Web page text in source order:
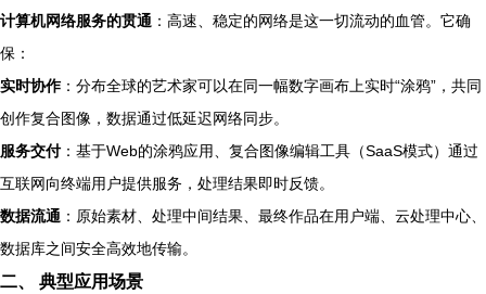
计算机网络服务的贯通 ：高速、稳定的网络是这一切流动的血管。它确
保：
实时协作：分布全球的艺术家可以在同一幅数字画布上实时“涂鸦”，共同
创作复合图像，数据通过低延迟网络同步。
服务交付：基于Web的涂鸦应用、复合图像编辑工具（SaaS模式）通过
互联网向终端用户提供服务，处理结果即时反馈。
数据流通 ：原始素材、处理中间结果、最终作品在用户端、云处理中心、
数据库之间安全高效地传输。
二、 典型应用场景